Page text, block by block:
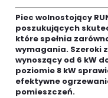
Piec wolnostojący
poszukujących
które spełnia
wymagania. Szeroki
wynoszący od 6 kW
poziomie 8 kW
efektywne
pomieszczeń.